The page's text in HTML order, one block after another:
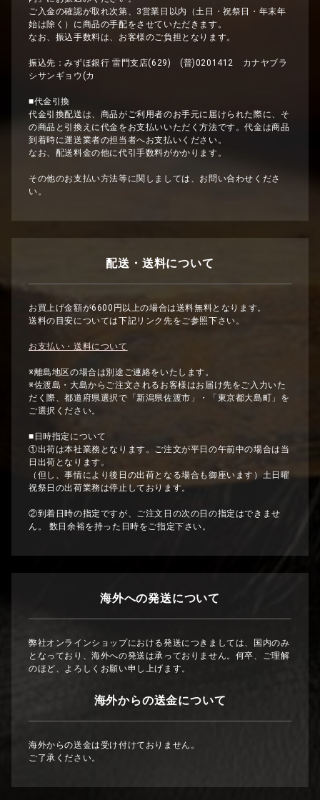
ご入金の確認が取れ次第、3営業日以内（土日・祝祭日・年末年
始は除く）に商品の手配をさせていただきます。
なお、振込手数料は、お客様のご負担となります。
振込先：みずほ銀行 雷門支店(629) (普)0201412 カナヤブラ
シサンギョウ(カ
■代金引換
代金引換配送は、商品がご利用者のお手元に届けられた際に、そ
の商品と引換えに代金をお支払いいただく方法です。代金は商品
到着時に運送業者の担当者へお支払いください。
なお、配送料金の他に代引手数料がかかります。
その他のお支払い方法等に関しましては、お問い合わせくださ
い。
配送・送料について
お買上げ金額が6600円以上の場合は送料無料となります。
送料の目安については下記リンク先をご参照下さい。
お支払い・送料について
※離島地区の場合は別途ご連絡をいたします。
※佐渡島・大島からご注文されるお客様はお届け先をご入力いた
だく際、都道府県選択で「新潟県佐渡市」・「東京都大島町」を
ご選択ください。
■日時指定について
①出荷は本社業務となります。ご注文が平日の午前中の場合は当
日出荷となります。
（但し、事情により後日の出荷となる場合も御座います）土日曜
祝祭日の出荷業務は停止しております。
②到着日時の指定ですが、ご注文日の次の日の指定はできませ
ん。 数日余裕を持った日時をご指定下さい。
海外への発送について
弊社オンラインショップにおける発送につきましては、国内のみ
となっており、海外への発送は承っておりません。何卒、ご理解
のほど、よろしくお願い申し上げます。
海外からの送金について
海外からの送金は受け付けておりません。
ご了承ください。